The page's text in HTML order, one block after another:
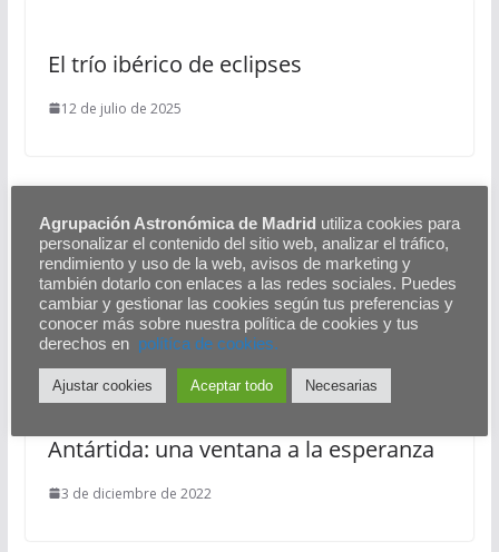
El trío ibérico de eclipses
12 de julio de 2025
Grupo de Observación de Asteroides
2 de mayo de 2024
Antártida: una ventana a la esperanza
3 de diciembre de 2022
Agrupación Astronómica de Madrid utiliza cookies para
personalizar el contenido del sitio web, analizar el tráfico,
rendimiento y uso de la web, avisos de marketing y
también dotarlo con enlaces a las redes sociales. Puedes
cambiar y gestionar las cookies según tus preferencias y
conocer más sobre nuestra política de cookies y tus
derechos en polítíca de cookies.
Ajustar cookies Aceptar todo Necesarias